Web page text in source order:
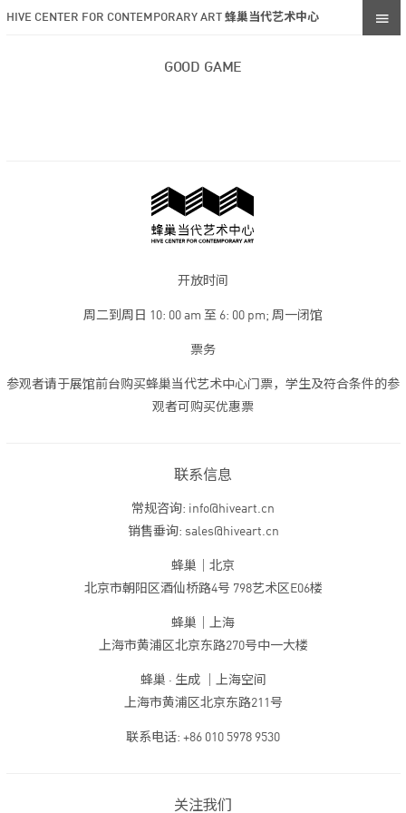
HIVE CENTER FOR CONTEMPORARY ART 蜂巢当代艺术中心
GOOD GAME
开放时间
周二到周日 10: 00 am 至 6: 00 pm; 周一闭馆
票务
参观者请于展馆前台购买蜂巢当代艺术中心门票，学生及符合条件的参
观者可购买优惠票
联系信息
常规咨询: info@hiveart.cn
销售垂询: sales@hiveart.cn
蜂巢｜北京
北京市朝阳区酒仙桥路4号 798艺术区E06楼
蜂巢｜上海
上海市黄浦区北京东路270号中一大楼
蜂巢 · 生成 ｜上海空间
上海市黄浦区北京东路211号
联系电话: +86 010 5978 9530
关注我们